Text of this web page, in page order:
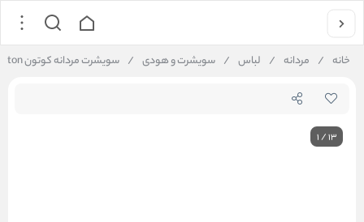
خانه / مردانه / لباس / سویشرت و هودی / سویشرت مردانه کوتون Koton کد 5WAM70106MK
1/13